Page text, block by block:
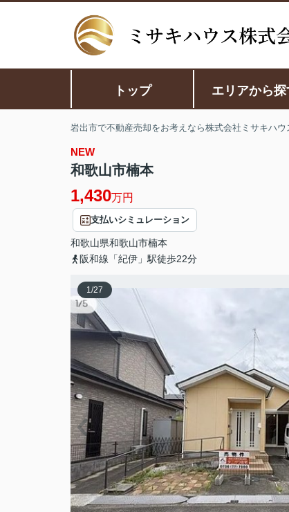
トップ エリアから探
岩出市で不動産売却をお考えなら株式会社ミサキハウ
NEW
和歌山市楠本
1,430万円
支払いシミュレーション
和歌山県和歌山市楠本
阪和線「紀伊」駅徒歩22分
1/27